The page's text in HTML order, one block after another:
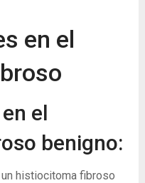
en el
el
benigno:
histiocitoma fibroso